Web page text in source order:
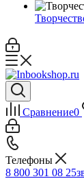
Сравнение0
Телефоны
8 800 301 08 25